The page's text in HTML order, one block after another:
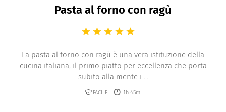
Pasta al forno con ragù
La pasta al forno con ragù è una vera istituzione della
cucina italiana, il primo piatto per eccellenza che porta
subito alla mente i ...
FACILE 1h 45m